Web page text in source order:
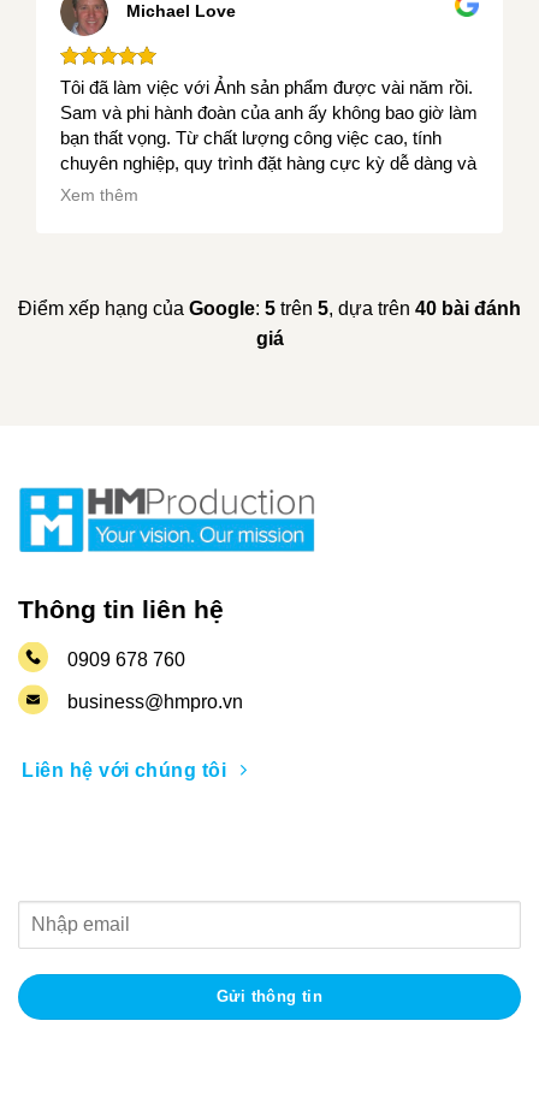
Michael Love
Tôi đã làm việc với Ảnh sản phẩm được vài năm rồi.
Sam và phi hành đoàn của anh ấy không bao giờ làm
bạn thất vọng. Từ chất lượng công việc cao, tính
chuyên nghiệp, quy trình đặt hàng cực kỳ dễ dàng và
thời gian hoàn thành dự án nhanh chóng, tôi thực sự
Xem thêm
Điểm xếp hạng của Google: 5 trên 5, dựa trên 40 bài đánh
giá
Thông tin liên hệ
0909 678 760
business@hmpro.vn
Liên hệ với chúng tôi